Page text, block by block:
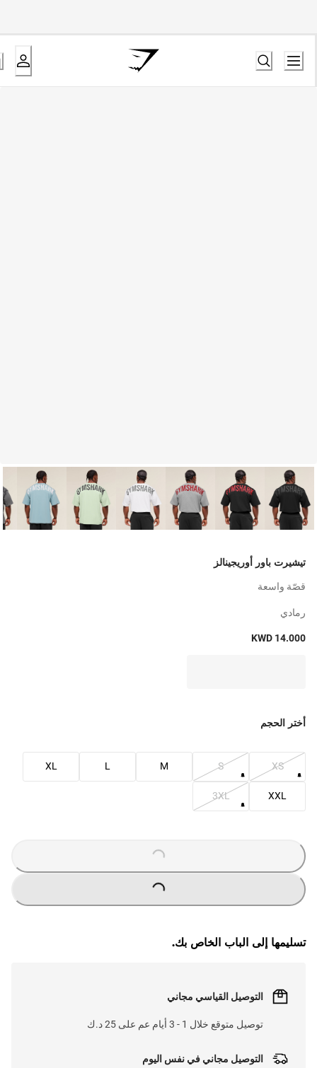
تيشيرت باور أوريجينالز
قصّة واسعة
رمادي
KWD 14.000
أختر الحجم
XS
S
M
L
XL
XXL
3XL
L
...
LO
A
D
IN
G
...
تسليمها إلى الباب الخاص بك.
التوصيل القياسي مجاني
توصيل متوقع خلال 1 - 3 أيام عم على 25 د.ك
التوصيل مجاني في نفس اليوم